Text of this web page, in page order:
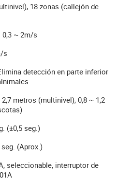
18 zonas (callejón de
0,3 ~ 2m/s
s
detección en parte inferior
metros (multinivel), 0,8 ~ 1,2
(±0,5 seg.)
(Aprox.)
seleccionable, interruptor de